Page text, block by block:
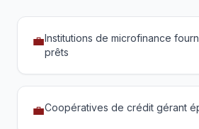
💼Institutions de microfinance
prêts
💼Coopératives de crédit gérant